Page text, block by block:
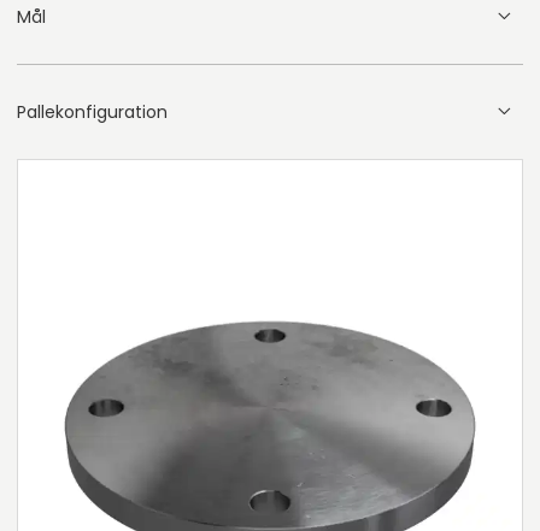
Mål
Pallekonfiguration